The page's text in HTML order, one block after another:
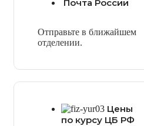
Почта России
Отправьте в ближайшем
отделении.
Цены
по курсу ЦБ РФ